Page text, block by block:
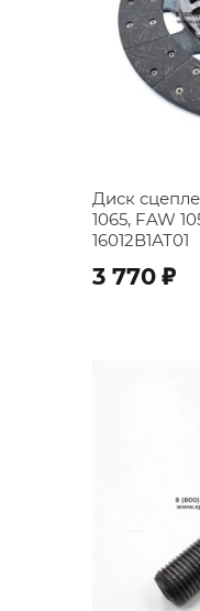
Диск
1065, FAW
16012В1АТ01
3 770 ;